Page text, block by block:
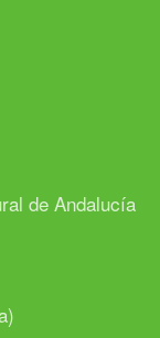
de Andalucía